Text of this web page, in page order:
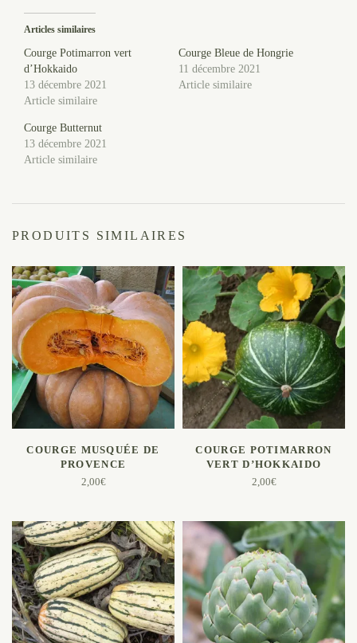
Articles similaires
Courge Potimarron vert
d’Hokkaido
13 décembre 2021
Article similaire
Courge Bleue de Hongrie
11 décembre 2021
Article similaire
Courge Butternut
13 décembre 2021
Article similaire
PRODUITS SIMILAIRES
AJOUTER AU PANIER
COURGE MUSQUÉE DE
PROVENCE
2,00€
AJOUTER AU PANIER
COURGE POTIMARRON
VERT D’HOKKAIDO
2,00€